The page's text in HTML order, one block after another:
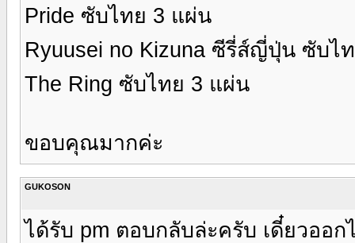
Pride ซับไทย 3 แผ่น
Ryuusei no Kizuna ซีรี่ส์ญี่ปุ่น ซับไ
The Ring ซับไทย 3 แผ่น
ขอบคุณมากค่ะ
GUKOSON
ได้รับ pm ตอบกลับล่ะครับ เดี๋ยวออ